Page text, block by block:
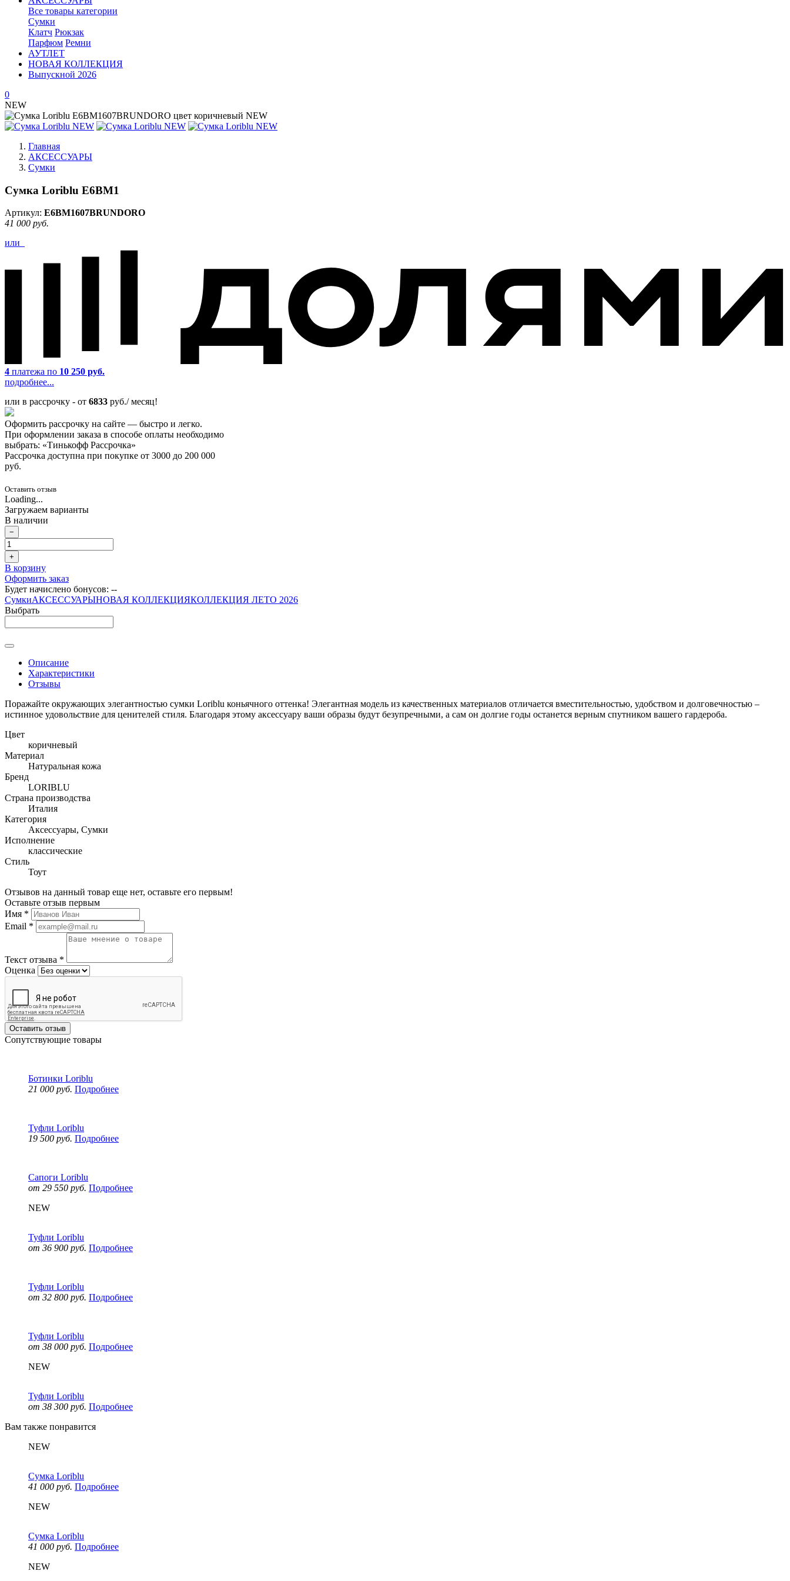
Все товары категории
Сумки
Клатч Рюкзак
Парфюм Ремни
АУТЛЕТ
НОВАЯ КОЛЛЕКЦИЯ
Выпускной 2026
0
NEW
Главная
АКСЕССУАРЫ
Сумки
Сумка Loriblu E6BM1
Артикул: E6BM1607BRUNDORO
41 000 руб.
или
4 платежа по 10 250 руб.
подробнее...
или в рассрочку - от 6833 руб./ месяц!
Оформить рассрочку на сайте — быстро и легко.
При оформлении заказа в способе оплаты необходимо
выбрать: «Тинькофф Рассрочка»
Рассрочка доступна при покупке от 3000 до 200 000
руб.
Оставить отзыв
Loading...
Загружаем варианты
В наличии
−
+
В корзину
Оформить заказ
Будет начислено бонусов: --
СумкиАКСЕССУАРЫНОВАЯ КОЛЛЕКЦИЯКОЛЛЕКЦИЯ ЛЕТО 2026
Выбрать
Описание
Характеристики
Отзывы
Поражайте окружающих элегантностью сумки Loriblu коньячного оттенка! Элегантная модель из качественных материалов отличается вместительностью, удобством и долговечностью –
истинное удовольствие для ценителей стиля. Благодаря этому аксессуару ваши образы будут безупречными, а сам он долгие годы останется верным спутником вашего гардероба.
Цвет
коричневый
Материал
Натуральная кожа
Бренд
LORIBLU
Страна производства
Италия
Категория
Аксессуары, Сумки
Исполнение
классические
Стиль
Тоут
Отзывов на данный товар еще нет, оставьте его первым!
Оставьте отзыв первым
Имя *
Email *
Текст отзыва *
Оценка
Оставить отзыв
Сопутствующие товары
Ботинки Loriblu
21 000 руб. Подробнее
Туфли Loriblu
19 500 руб. Подробнее
Сапоги Loriblu
от 29 550 руб. Подробнее
NEW
Туфли Loriblu
от 36 900 руб. Подробнее
Туфли Loriblu
от 32 800 руб. Подробнее
Туфли Loriblu
от 38 000 руб. Подробнее
NEW
Туфли Loriblu
от 38 300 руб. Подробнее
Вам также понравится
NEW
Сумка Loriblu
41 000 руб. Подробнее
NEW
Сумка Loriblu
41 000 руб. Подробнее
NEW